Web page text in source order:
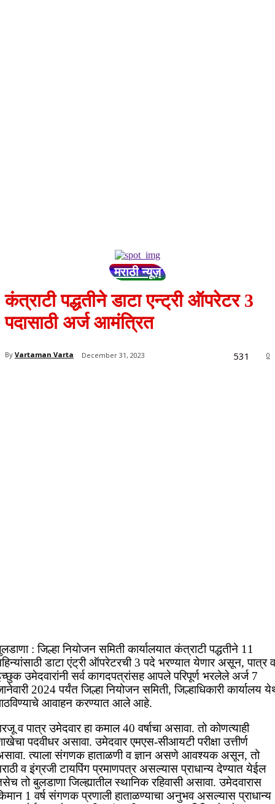
मराठी न्यूज़
कंत्राटी पद्धतीने डाटा एन्ट्री ऑपरेटर 3
पदासाठी अर्ज आमंत्रित
By Vartaman Varta December 31, 2023 0
531
: जिल्हा नियोजन समिती कार्यालयात कंत्राटी पद्धतीने 11
डाटा एंट्री ऑपरेटरची 3 पदे भरण्यात येणार असून, पात्र व
उमेदवारांनी सर्व कागदपत्रांसह आपले परिपूर्ण भरलेले अर्ज 7
2024 पर्यंत जिल्हा नियोजन समिती, जिल्हाधिकारी कार्यालय
आवाहन करण्यात आले आहे.
व पात्र उमेदवार हा कमाल 40 वर्षाचा असावा. तो कोणत्याही
पदवीधर असावा. उमेदवार एमएस-सीआयटी परीक्षा उत्तीर्ण
त्याला संगणक हाताळणी व ज्ञान असणे आवश्यक असून, तो
व इंग्रजी टायपिंग प्रमाणपत्र असल्यास प्राधान्य देण्यात येईल
तो बुलडाणा जिल्ह्यातील स्थानिक रहिवासी असावा. उमेदवारास
1 वर्ष संगणक प्रणाली हाताळण्याचा अनुभव असल्यास प्राधान्य